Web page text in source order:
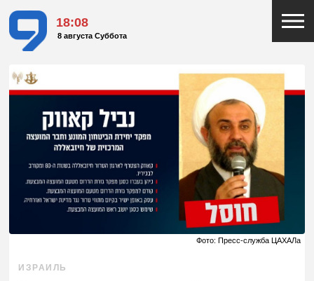
18:08
8 августа Суббота
Фото: Пресс-служба ЦАХАЛа
ИЗРАИЛЬ